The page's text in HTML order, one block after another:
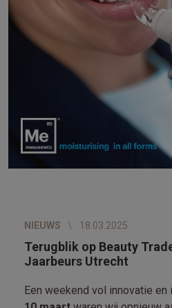
NIEUWS 18.03.2025
Terugblik op Beauty
Jaarbeurs Utrecht
Een weekend vol innovatie en